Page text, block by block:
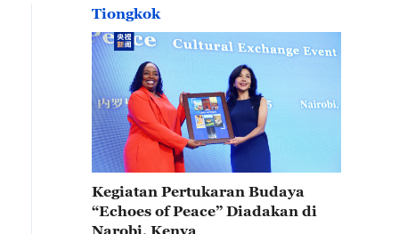
Tiongkok
Kegiatan Pertukaran Budaya
“Echoes of Peace” Diadakan di
Narobi, Kenya